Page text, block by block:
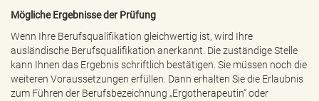
Mögliche Ergebnisse der Prüfung
Wenn Ihre Berufsqualifikation gleichwertig ist, wird Ihre
ausländische Berufsqualifikation anerkannt. Die zuständige Stelle
kann Ihnen das Ergebnis schriftlich bestätigen. Sie müssen noch die
weiteren Voraussetzungen erfüllen. Dann erhalten Sie die Erlaubnis
zum Führen der Berufsbezeichnung „Ergotherapeutin“ oder